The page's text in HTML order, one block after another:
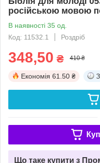
російською мовою
В наявності 35 од.
Код: 11532.1
Роздріб
348,50 ₴ 410 ₴
Економія 61.50 ₴
Що таке купити з